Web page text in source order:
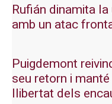
Rufián dinamita
amb un atac
Puigdemont
seu retorn i
llibertat dels